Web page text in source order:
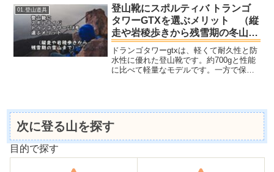
01.登山道具
登山靴にスポルティバ トランゴ
タワーGTXを選ぶメリット （縦
走や岩稜歩きから残雪期の冬山ま
で）
ドランゴタワーgtxは、軽くて耐久性と防
水性に優れた登山靴です。約700gと性能
に比べて軽量なモデルです。一方で保温
次に登る山を探す
目的で探す